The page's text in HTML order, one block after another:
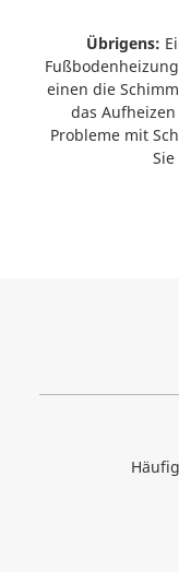
Übrigens:
einen die
das
Probleme mit
Sie